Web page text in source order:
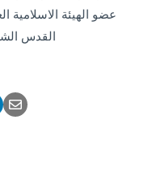
عضو الهيئة الاسلامية
القدس